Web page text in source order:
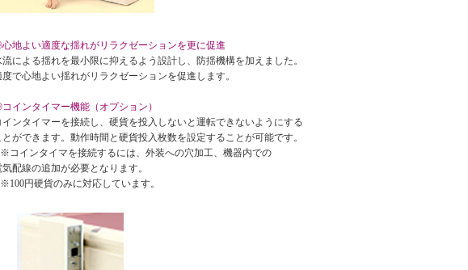
地よい適度な揺れがリラクゼーションを更に促進
流による揺れを最小限に抑えるよう設計し、防揺機構を加えました。
度で心地よい揺れがリラクゼーションを促進します。
インタイマー機能（オプション）
インタイマーを接続し、硬貨を投入しないと運転できないようにする
とができます。動作時間と硬貨投入枚数を設定することが可能です。
コインタイマを接続するには、外装への穴加工、機器内での
気配線の追加が必要となります。
円硬貨のみに対応しています。